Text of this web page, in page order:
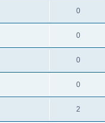
0
0
0
0
2